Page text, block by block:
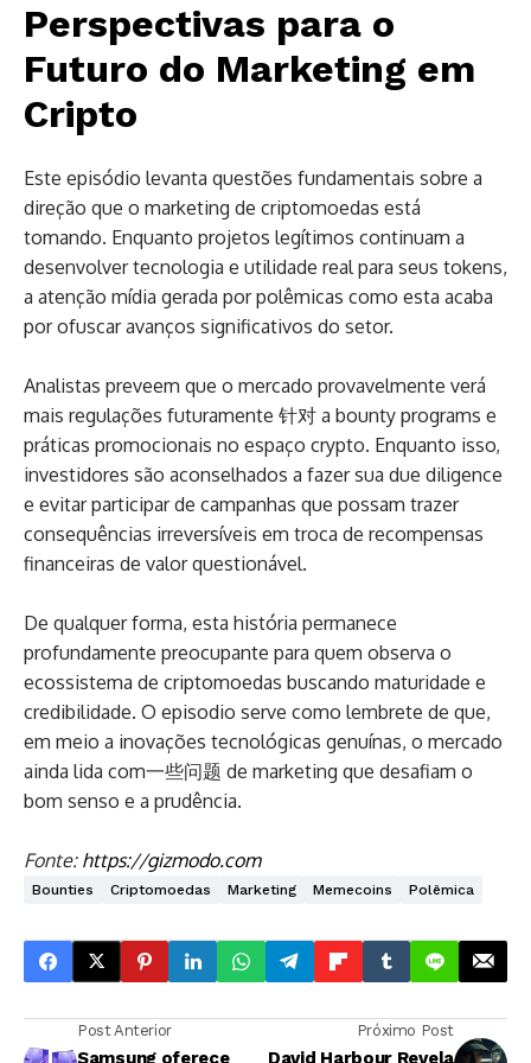
Perspectivas para o
Futuro do Marketing em
Cripto
Este episódio levanta questões fundamentais sobre a
direção que o marketing de criptomoedas está
tomando. Enquanto projetos legítimos continuam a
desenvolver tecnologia e utilidade real para seus tokens,
a atenção mídia gerada por polêmicas como esta acaba
por ofuscar avanços significativos do setor.
Analistas preveem que o mercado provavelmente verá
mais regulações futuramente 针对 a bounty programs e
práticas promocionais no espaço crypto. Enquanto isso,
investidores são aconselhados a fazer sua due diligence
e evitar participar de campanhas que possam trazer
consequências irreversíveis em troca de recompensas
financeiras de valor questionável.
De qualquer forma, esta história permanece
profundamente preocupante para quem observa o
ecossistema de criptomoedas buscando maturidade e
credibilidade. O episodio serve como lembrete de que,
em meio a inovações tecnológicas genuínas, o mercado
ainda lida com一些问题 de marketing que desafiam o
bom senso e a prudência.
Fonte: https://gizmodo.com
Bounties Criptomoedas Marketing Memecoins Polêmica
Post Anterior
Samsung oferece
Próximo Post
David Harbour Revela